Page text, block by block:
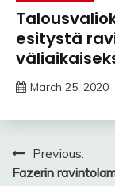
esitystä
March 25, 2020
PostPrevious:
Fazerin